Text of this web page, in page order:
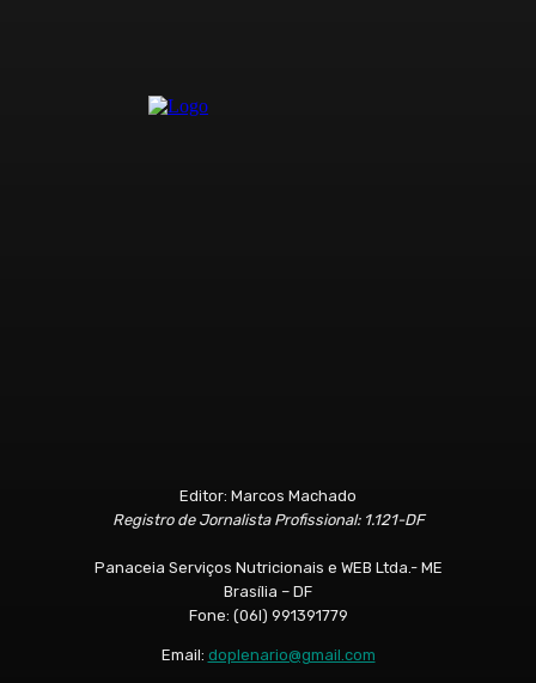
Editor: Marcos Machado
Registro de Jornalista Profissional: 1.121-DF
Panaceia Serviços Nutricionais e WEB Ltda.- ME
Brasília – DF
Fone: (06l) 991391779
Email: doplenario@gmail.com